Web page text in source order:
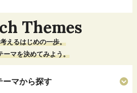
Themes
えるはじめの一歩。
ーマを決めてみよう。
ーマから探す